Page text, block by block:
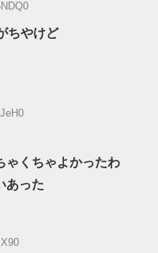
ちやけど
ゃくちゃよかったわ
あった